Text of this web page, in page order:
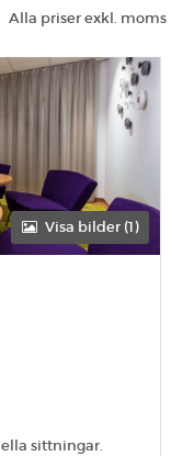
Alla priser exkl. moms
Visa bilder (1)
sittningar.